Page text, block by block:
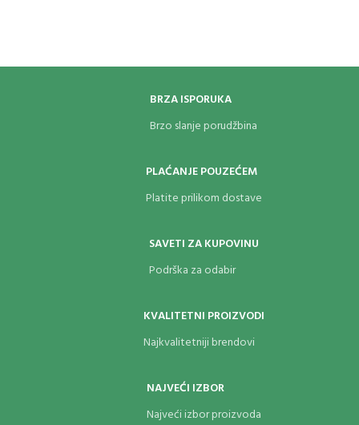
BRZA ISPORUKA
Brzo slanje porudžbina
PLAĆANJE POUZEĆEM
Platite prilikom dostave
SAVETI ZA KUPOVINU
Podrška za odabir
KVALITETNI PROIZVODI
Najkvalitetniji brendovi
NAJVEĆI IZBOR
Najveći izbor proizvoda